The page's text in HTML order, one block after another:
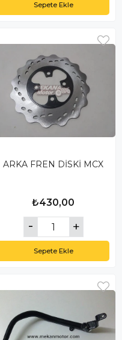
Sepete Ekle
ARKA FREN DİSKİ MCX
₺430,00
Sepete Ekle